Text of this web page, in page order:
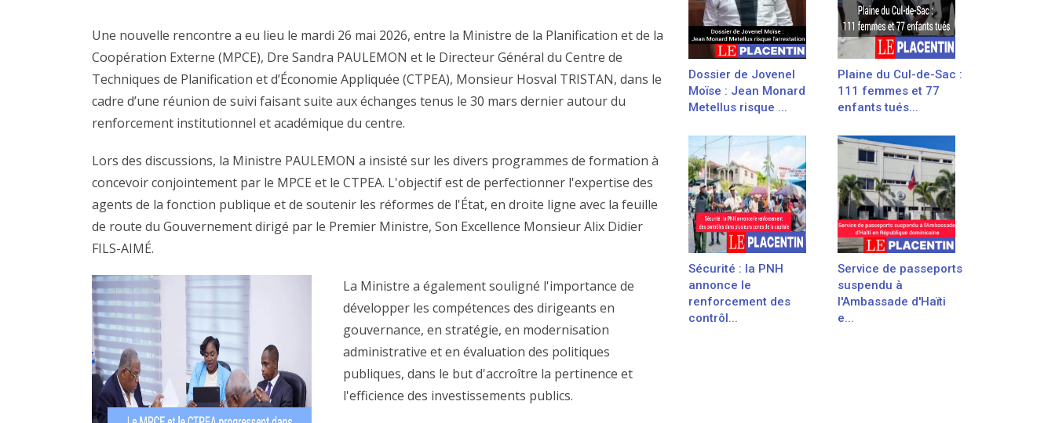
Une nouvelle rencontre a eu lieu le mardi 26 mai 2026, entre la Ministre de la Planification et de la
Coopération Externe (MPCE), Dre Sandra PAULEMON et le Directeur Général du Centre de
Techniques de Planification et d’Économie Appliquée (CTPEA), Monsieur Hosval TRISTAN, dans le
cadre d’une réunion de suivi faisant suite aux échanges tenus le 30 mars dernier autour du
renforcement institutionnel et académique du centre.
Lors des discussions, la Ministre PAULEMON a insisté sur les divers programmes de formation à
concevoir conjointement par le MPCE et le CTPEA. L'objectif est de perfectionner l'expertise des
agents de la fonction publique et de soutenir les réformes de l'État, en droite ligne avec la feuille
de route du Gouvernement dirigé par le Premier Ministre, Son Excellence Monsieur Alix Didier
FILS-AIMÉ.
La Ministre a également souligné l'importance de
développer les compétences des dirigeants en
gouvernance, en stratégie, en modernisation
administrative et en évaluation des politiques
publiques, dans le but d'accroître la pertinence et
l'efficience des investissements publics.
Dossier de Jovenel
Moïse : Jean Monard
Metellus risque ...
Plaine du Cul-de-Sac :
111 femmes et 77
enfants tués...
Sécurité : la PNH
annonce le
renforcement des
contrôl...
Service de passeports
suspendu à
l'Ambassade d'Haïti
e...